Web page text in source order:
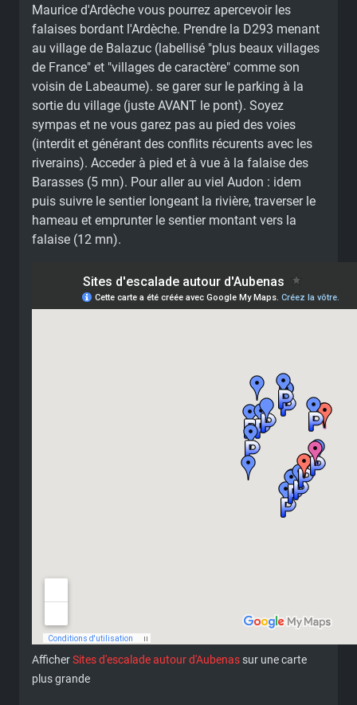
Maurice d'Ardèche vous pourrez apercevoir les
falaises bordant l'Ardèche. Prendre la D293 menant
au village de Balazuc (labellisé "plus beaux villages
de France" et "villages de caractère" comme son
voisin de Labeaume). se garer sur le parking à la
sortie du village (juste AVANT le pont). Soyez
sympas et ne vous garez pas au pied des voies
(interdit et générant des conflits récurents avec les
riverains). Acceder à pied et à vue à la falaise des
Barasses (5 mn). Pour aller au viel Audon : idem
puis suivre le sentier longeant la rivière, traverser le
hameau et emprunter le sentier montant vers la
falaise (12 mn).
AfficherSites d'escalade autour d'Aubenas sur une carte
plus grande